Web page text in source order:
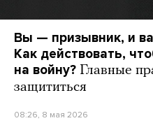
Вы — призывник, и
Как действовать,
на войну? Главные
защититься
08:26, 8 мая 2026